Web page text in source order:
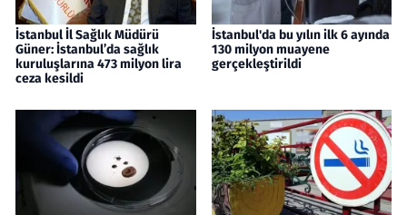
İstanbul İl Sağlık Müdürü
Güner: İstanbul’da sağlık
kuruluşlarına 473 milyon lira
ceza kesildi
İstanbul'da bu yılın ilk 6 ayında
130 milyon muayene
gerçekleştirildi